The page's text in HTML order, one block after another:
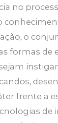
no
o
formas de
frente a
de